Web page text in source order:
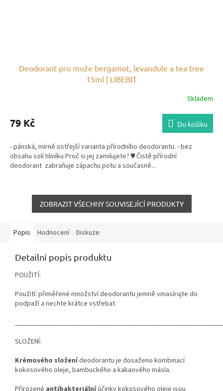
Deodorant pro muže bergamot, levandule a tea tree
15ml | LIBEBIT
Skladem
79 Kč Do košíku
- pánská, mírně ostřejší varianta přírodního deodorantu. - bez
obsahu solí hliníku Proč si jej zamilujete? ♥ Čistě přírodní
deodorant zabraňuje zápachu potu a současně...
ZOBRAZIT VŠECHNY SOUVISEJÍCÍ PRODUKTY
Popis Hodnocení Diskuze
Detailní popis produktu
POUŽITÍ:
Použití: přiměřené množství deodorantu jemně vmasírujte do
podpaží a nechte krátce vstřebat.
SLOŽENÍ:
Krémového složenídeodorantu je dosaženo kombinací
kokosového oleje, bambuckého a kakaového másla.
Přirozené antibakteriálníúčinky kokosového oleje jsou